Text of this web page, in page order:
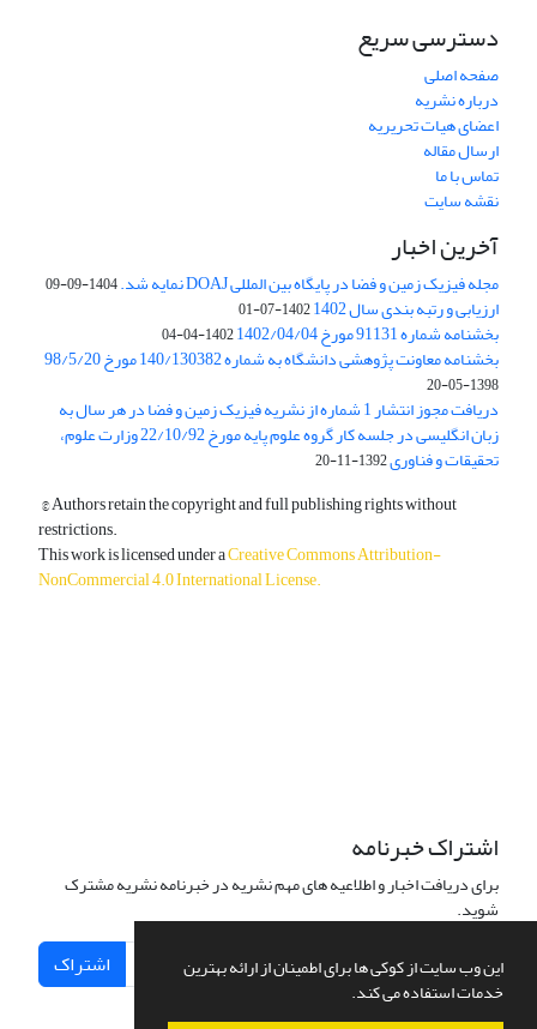
این وب سایت از کوکی ها برای اطمینان از ارائه بهترین
خدمات استفاده می کند.
دسترسی سریع
صفحه اصلی
درباره نشریه
اعضای هیات تحریریه
ارسال مقاله
تماس با ما
نقشه سایت
آخرین اخبار
مجله فیزیک زمین و فضا در پایگاه بین المللی DOAJ نمایه شد. 1404-09-09
ارزیابی و رتبه بندی سال 1402 1402-07-01
بخشنامه شماره 91131 مورخ 1402/04/04 1402-04-04
بخشنامه معاونت پژوهشی دانشگاه به شماره 140/130382 مورخ 98/5/20
1398-05-20
دریافت مجوز انتشار 1 شماره از نشریه فیزیک زمین و فضا در هر سال به
زبان انگلیسی در جلسه کار گروه علوم پایه مورخ 22/10/92 وزارت علوم،
تحقیقات و فناوری1392-11-20
© Authors retain the copyright and full publishing rights without
restrictions.
This work is licensed under aCreative Commons Attribution-
NonCommercial 4.0 International License.
اشتراک خبرنامه
برای دریافت اخبار و اطلاعیه های مهم نشریه در خبرنامه نشریه مشترک
شوید.
اشتراک